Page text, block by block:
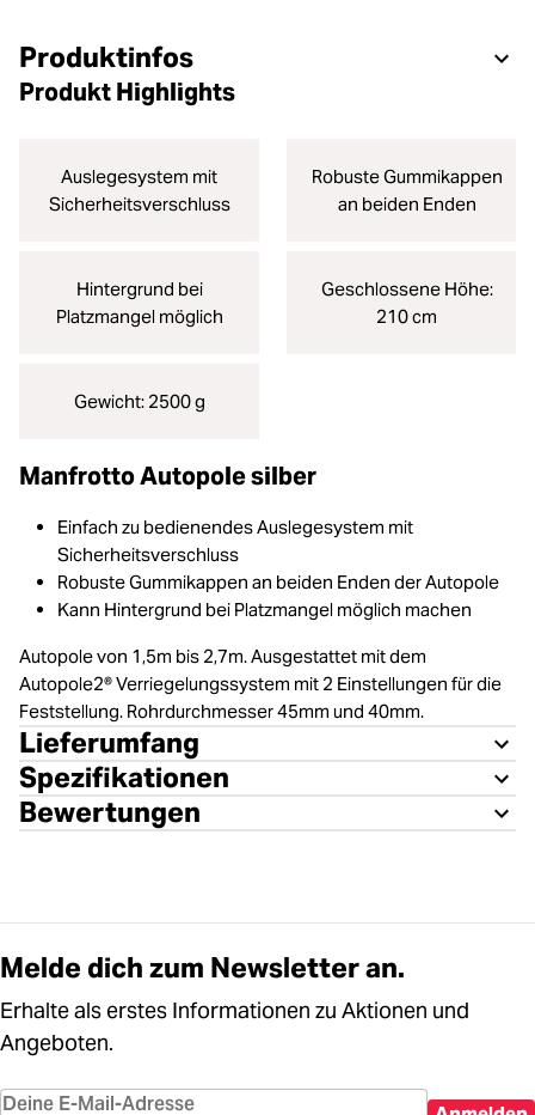
Produktinfos
Produkt Highlights
Auslegesystem mit
Sicherheitsverschluss
Robuste Gummikappen
an beiden Enden
Hintergrund bei
Platzmangel möglich
Geschlossene Höhe:
210 cm
Gewicht: 2500 g
Manfrotto Autopole silber
Einfach zu bedienendes Auslegesystem mit
Sicherheitsverschluss
Robuste Gummikappen an beiden Enden der Autopole
Kann Hintergrund bei Platzmangel möglich machen
Autopole von 1,5m bis 2,7m. Ausgestattet mit dem
Autopole2® Verriegelungssystem mit 2 Einstellungen für die
Feststellung. Rohrdurchmesser 45mm und 40mm.
Lieferumfang
Spezifikationen
Bewertungen
Melde dich zum Newsletter an.
Erhalte als erstes Informationen zu Aktionen und
Angeboten.